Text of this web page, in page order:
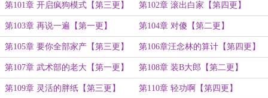
第101章 开启疯狗模式【第三更】 第102章 滚出白家【第四更】
第103章 再说一遍【第一更】 第104章 对傻【第二更】
第105章 要你全部家产【第三更】 第106章汪念林的算计【第四更】
第107章 武术部的老大【第一更】 第108章 装B大郎【第二更】
第109章 灵活的胖纸【第三更】 第110章 轻功啊【第四更】